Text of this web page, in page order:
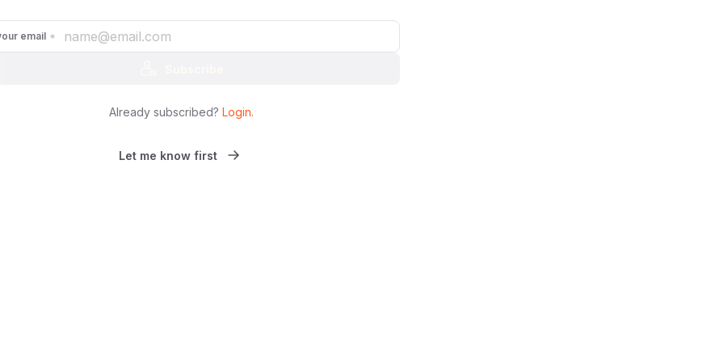
email
Already subscribed? Login.
Let me know first